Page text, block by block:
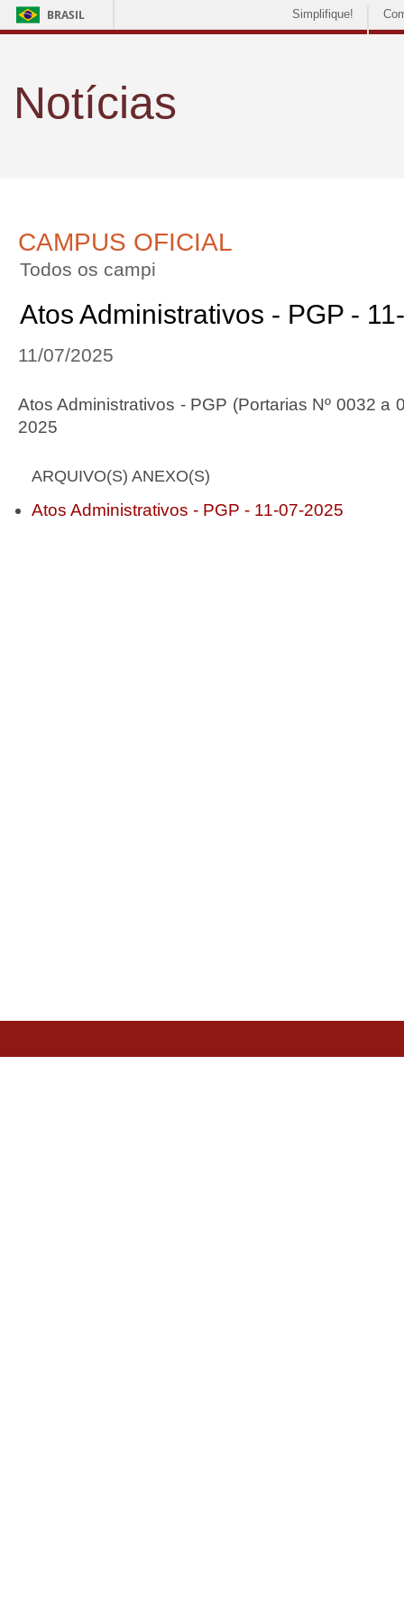
BRASIL Simplifique!
Notícias
CAMPUS OFICIAL
Todos os campi
Atos Administrativos - PGP -
11/07/2025
Atos Administrativos - PGP (Portarias Nº 0032 a
2025
ARQUIVO(S) ANEXO(S)
Atos Administrativos - PGP - 11-07-2025